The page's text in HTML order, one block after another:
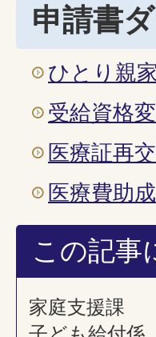
申請書
ひとり親
受給資格
医療証再
医療費助
この記事
家庭支援課